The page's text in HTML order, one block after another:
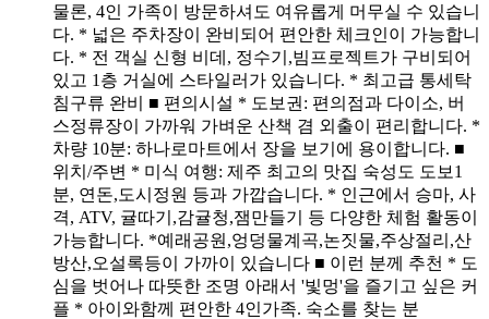
물론, 4인 가족이 방문하셔도 여유롭게 머무실 수 있습니
다. * 넓은 주차장이 완비되어 편안한 체크인이 가능합니
다. * 전 객실 신형 비데, 정수기,빔프로젝트가 구비되어
있고 1층 거실에 스타일러가 있습니다. * 최고급 통세탁
침구류 완비 ■ 편의시설 * 도보권: 편의점과 다이소, 버
스정류장이 가까워 가벼운 산책 겸 외출이 편리합니다. *
차량 10분: 하나로마트에서 장을 보기에 용이합니다. ■
위치/주변 * 미식 여행: 제주 최고의 맛집 숙성도 도보1
분, 연돈,도시정원 등과 가깝습니다. * 인근에서 승마, 사
격, ATV, 귤따기,감귤청,잼만들기 등 다양한 체험 활동이
가능합니다. *예래공원,엉덩물계곡,논짓물,주상절리,산
방산,오설록등이 가까이 있습니다 ■ 이런 분께 추천 * 도
심을 벗어나 따뜻한 조명 아래서 '빛멍'을 즐기고 싶은 커
플 * 아이와함께 편안한 4인가족. 숙소를 찾는 분